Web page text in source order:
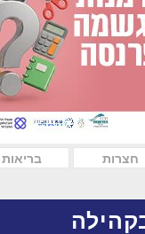
חצרות בריאות